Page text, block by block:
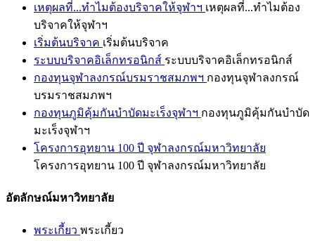
เหตุผลที่...ทำไมต้องบริจาคให้จุฬาฯ เหตุผลที่...ทำไมต้อง
บริจาคให้จุฬาฯ
เริ่มต้นบริจาค เริ่มต้นบริจาค
ระบบบริจาคอิเล็กทรอนิกส์ ระบบบริจาคอิเล็กทรอนิกส์
กองทุนจุฬาลงกรณ์บรมราชสมภพฯ กองทุนจุฬาลงกรณ์
บรมราชสมภพฯ
กองทุนภูมิคุ้มกันบำบัดมะเร็งจุฬาฯ กองทุนภูมิคุ้มกันบำบัด
มะเร็งจุฬาฯ
โครงการอุทยาน 100 ปี จุฬาลงกรณ์มหาวิทยาลัย
โครงการอุทยาน 100 ปี จุฬาลงกรณ์มหาวิทยาลัย
อัตลักษณ์มหาวิทยาลัย
พระเกี้ยว พระเกี้ยว